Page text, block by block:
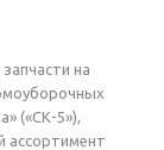
на
(«СК-5»),
ассортимент